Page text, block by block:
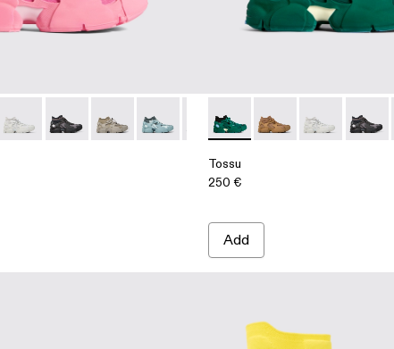
004 - Multicolor
A500005-040
Tossu - A500005-034
Tossu - A500005-033
Tossu - A500005-032
Tossu - A500005-031
Tossu - A500005-028
Tossu - A500005-026
Tossu - A500005-
Tossu -
Tossu - A500005-003 -
Tossu - A500005-
Tossu -Tossu
Tossu
250 €
Add